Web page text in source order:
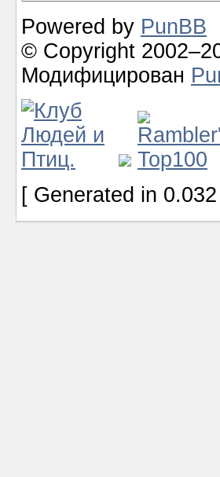
Powered by PunBB
© Copyright
Модифицирован
[ Generated in